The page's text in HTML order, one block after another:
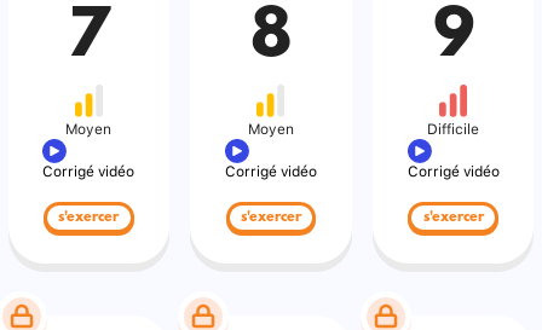
7
Moyen
Corrigé vidéo
s'exercer
8
Moyen
Corrigé vidéo
s'exercer
9
Difficile
Corrigé vidéo
s'exercer